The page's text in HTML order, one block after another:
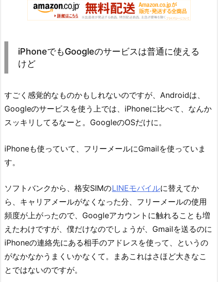
iPhoneでもGoogleのサービスは普通に使える
けど
すごく感覚的なものかもしれないのですが、Androidは、
Googleのサービスを使う上では、iPhoneに比べて、なんか
スッキリしてるなーと。GoogleのOSだけに。
iPhoneも使っていて、フリーメールにGmailを使っていま
す。
ソフトバンクから、格安SIMのLINEモバイルに替えてか
ら、キャリアメールがなくなった分、フリーメールの使用
頻度が上がったので、Googleアカウントに触れることも増
えたわけですが、僕だけなのでしょうが、Gmailを送るのに
iPhoneの連絡先にある相手のアドレスを使って、というの
がなかなかうまくいかなくて。まあこれはさほど大きなこ
とではないのですが。